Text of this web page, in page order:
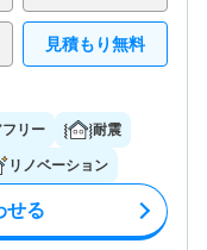
見積もり無料
リー 耐震
リノベーション
せる